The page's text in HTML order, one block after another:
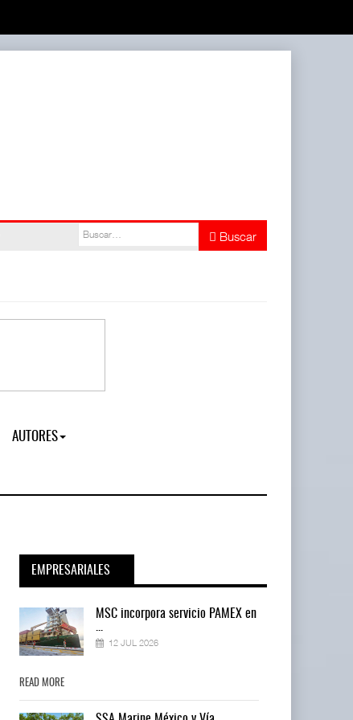
Buscar
AUTORES
EMPRESARIALES
MSC incorpora servicio PAMEX en
12 JUL 2026
READ MORE